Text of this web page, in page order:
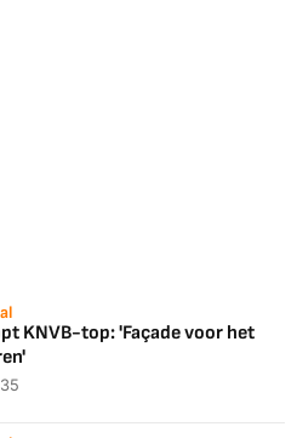
KNVB-top: 'Façade voor het